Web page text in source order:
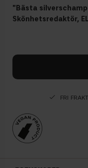
"Bästa
Skönhetsredaktör,
FRI